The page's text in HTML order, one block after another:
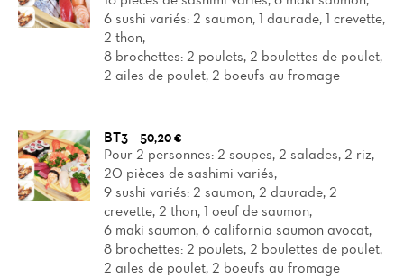
6 sushi variés: 2 saumon, 1 daurade, 1 crevette,
2 thon,
8 brochettes: 2 poulets, 2 boulettes de poulet,
2 ailes de poulet, 2 boeufs au fromage
BT3
50,20 €
Pour 2 personnes: 2 soupes, 2 salades, 2 riz,
20 pièces de sashimi variés,
9 sushi variés: 2 saumon, 2 daurade, 2
crevette, 2 thon, 1 oeuf de saumon,
6 maki saumon, 6 california saumon avocat,
8 brochettes: 2 poulets, 2 boulettes de poulet,
2 ailes de poulet, 2 boeufs au fromage